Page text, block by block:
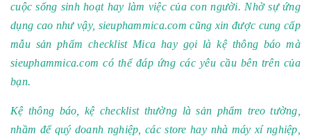
cuộc sống sinh hoạt hay làm việc của con người. Nhờ sự ứng
dụng cao như vậy, sieuphammica.com cũng xin được cung cấp
mẫu sản phẩm checklist Mica hay gọi là kệ thông báo mà
sieuphammica.com có thể đáp ứng các yêu cầu bên trên của
bạn.
Kệ thông báo, kệ checklist thường là sản phẩm treo tường,
nhầm để quý doanh nghiệp, các store hay nhà máy xí nghiệp,